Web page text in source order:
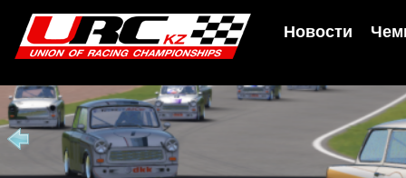
Новости